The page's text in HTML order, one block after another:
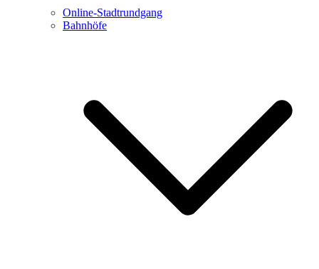
Online-Stadtrundgang
Bahnhöfe